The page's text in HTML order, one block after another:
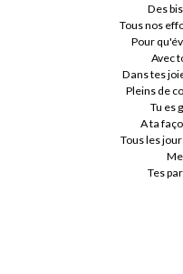
Des
Tous nos
Pour
Avec
Dans tes
Pleins de
Tu es
A ta
Tous les
Tes